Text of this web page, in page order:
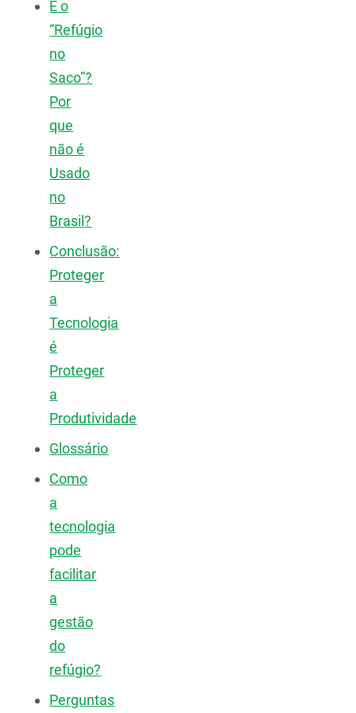
E o
“Refúgio
no
Saco”?
Por
que
não é
Usado
no
Brasil?
Conclusão:
Proteger
a
Tecnologia
é
Proteger
a
Produtividade
Glossário
Como
a
tecnologia
pode
facilitar
a
gestão
do
refúgio?
Perguntas